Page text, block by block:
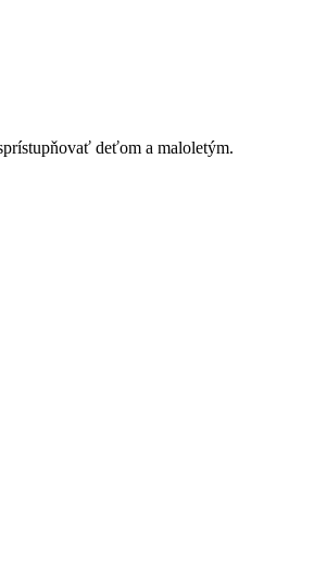
deťom a maloletým.